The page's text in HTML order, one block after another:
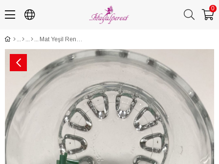
0
Mat Yeşil Renk Boru Boncuk 5 mm